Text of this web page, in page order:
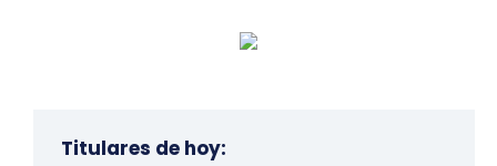
Titulares de hoy: